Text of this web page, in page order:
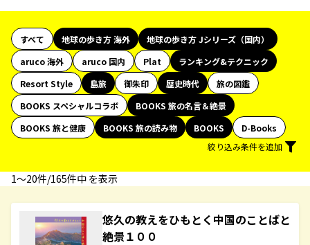
すべて 地球の歩き方 海外
地球の歩き方 Jシリーズ（国内）
aruco 海外
aruco 国内 Plat
ランキング&テクニック
Resort Style
島旅 御朱印 歴史時代
旅の図鑑
BOOKS スペシャルコラボ
BOOKS 旅の名言＆絶景
BOOKS 旅と健康
BOOKS 旅の読み物 BOOKS
D-Books
絞り込み条件を追加
1〜20件/165件中 を表示
悠久の教えをひもとく中国のことばと
絶景１００